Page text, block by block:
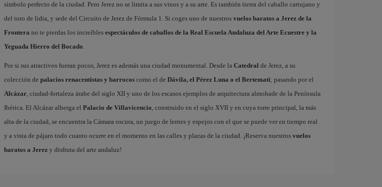
símbolo perfecto de la ciudad. Pero Jerez no se limita a sus vinos y a su arte. Es también tierra del caballo cartujano y
del toro de lidia, y sede del Circuito de Jerez de Fórmula 1. Si coges uno de nuestros vuelos baratos a Jerez de la
Frontera no te pierdas los increíbles espectáculos de caballos de la Real Escuela Andaluza del Arte Ecuestre y la
Yeguada Hierro del Bocado.
Por si sus atractivos fueran pocos, Jerez es además una ciudad monumental. Desde la Catedral de Jerez, a su
colección de palacios renacentistas y barrocoscomo el de Dávila, el Pérez Luna o el Bertemati; pasando por el
Alcázar, ciudad-fortaleza árabe del siglo XII y uno de los escasos ejemplos de arquitectura almohade de la Península
Ibérica. El Alcázar alberga el Palacio de Villavicencio, construido en el siglo XVII y en cuya torre principal, la más
alta de la ciudad, se encuentra la Cámara oscura, un juego de lentes y espejos con el que se puede ver en tiempo real
y a vista de pájaro todo cuanto ocurre en el momento en las calles y plazas de la ciudad. ¡Reserva nuestros vuelos
baratos a Jerezy disfruta del arte andaluz!